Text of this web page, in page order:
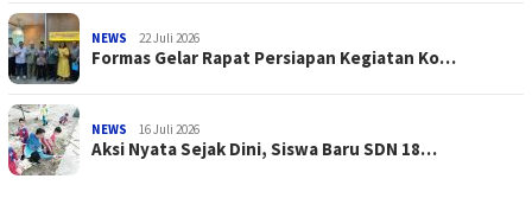
NEWS 22 Juli 2026
Formas Gelar Rapat Persiapan Kegiatan Ko…
NEWS 16 Juli 2026
Aksi Nyata Sejak Dini, Siswa Baru SDN 18…